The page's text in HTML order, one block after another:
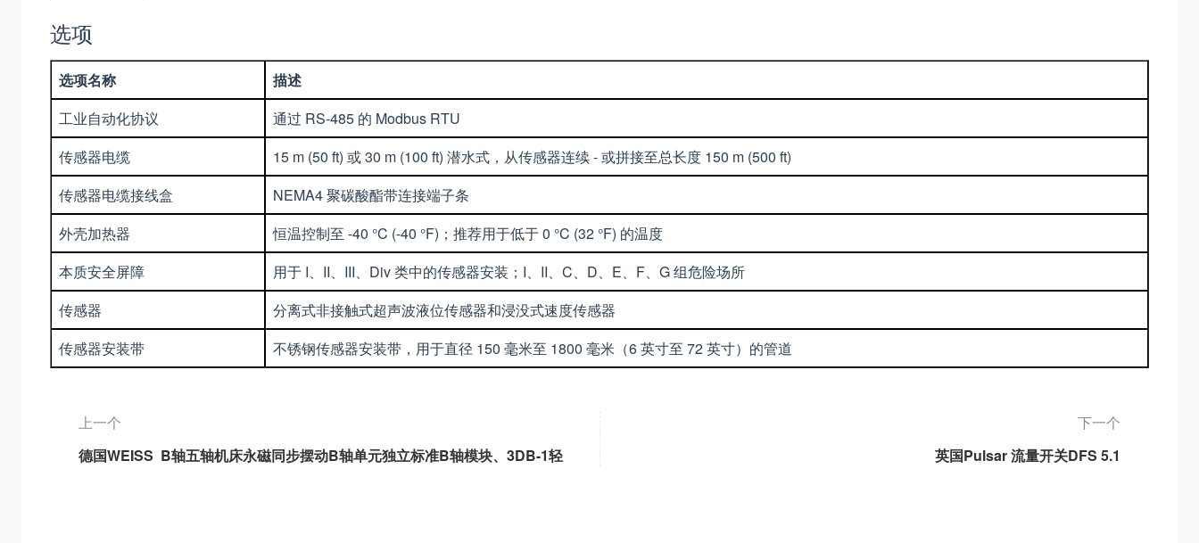
选项
选项名称
描述
工业自动化协议
通过 RS-485 的 Modbus RTU
传感器电缆
15 m (50 ft) 或 30 m (100 ft) 潜水式，从传感器连续 - 或拼接至总长度 150 m (500 ft)
传感器电缆接线盒
NEMA4 聚碳酸酯带连接端子条
外壳加热器
恒温控制至 -40 °C (-40 °F)；推荐用于低于 0 °C (32 °F) 的温度
本质安全屏障
用于 I、II、III、Div 类中的传感器安装；I、II、C、D、E、F、G 组危险场所
传感器
分离式非接触式超声波液位传感器和浸没式速度传感器
传感器安装带
不锈钢传感器安装带，用于直径 150 毫米至 1800 毫米（6 英寸至 72 英寸）的管道
上一个
德国WEISS B轴五轴机床永磁同步摆动B轴单元独立标准B轴模块、3DB-1轻
下一个
英国Pulsar 流量开关DFS 5.1